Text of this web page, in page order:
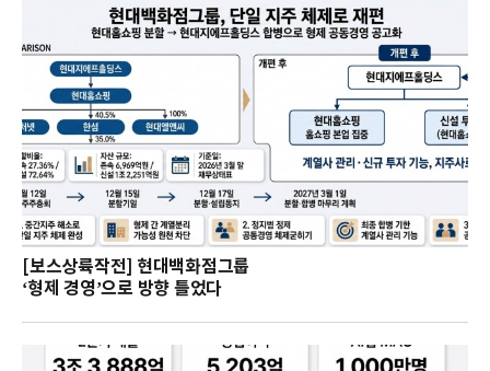
[보스상륙작전] 현대백화점그룹
‘형제 경영’으로 방향 틀었다